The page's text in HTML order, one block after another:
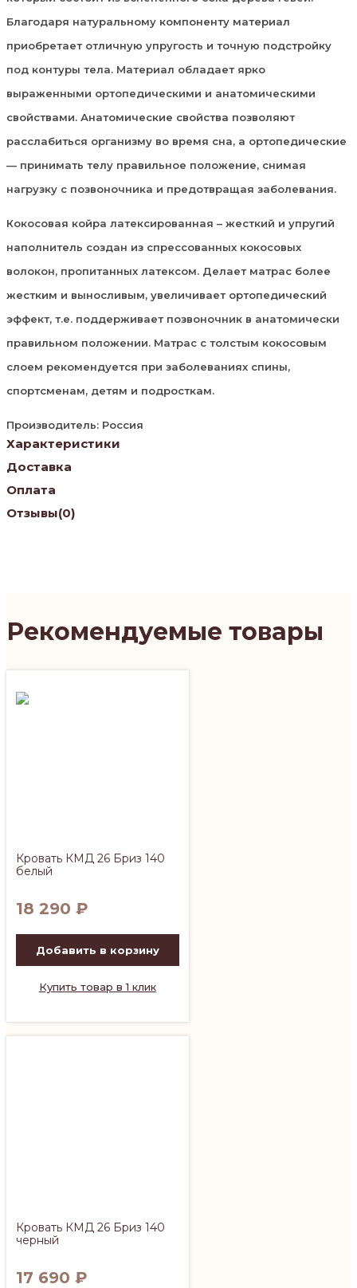
Благодаря натуральному компоненту материал
приобретает отличную упругость и точную подстройку
под контуры тела. Материал обладает ярко
выраженными ортопедическими и анатомическими
свойствами. Анатомические свойства позволяют
расслабиться организму во время сна, а ортопедические
— принимать телу правильное положение, снимая
нагрузку с позвоночника и предотвращая заболевания.
Кокосовая койра латексированная – жесткий и упругий
наполнитель создан из спрессованных кокосовых
волокон, пропитанных латексом. Делает матрас более
жестким и выносливым, увеличивает ортопедический
эффект, т.е. поддерживает позвоночник в анатомически
правильном положении. Матрас с толстым кокосовым
слоем рекомендуется при заболеваниях спины,
спортсменам, детям и подросткам.
Производитель: Россия
Характеристики
Доставка
Оплата
Отзывы(0)
Рекомендуемые товары
Кровать КМД 26 Бриз 140
белый
18 290 ₽
Добавить в корзину
Купить товар в 1 клик
Кровать КМД 26 Бриз 140
черный
17 690 ₽